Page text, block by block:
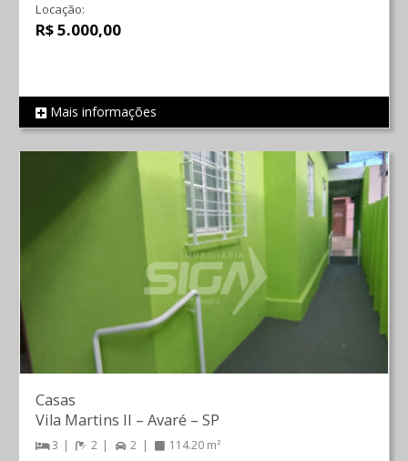
REF 1885
Locação:
R$ 5.000,00
Mais informações
Casas
Vila Martins II – Avaré – SP
3 2 2 114.20 m²